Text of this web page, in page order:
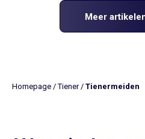
Meer
Homepage /Tiener/ Tienermeiden